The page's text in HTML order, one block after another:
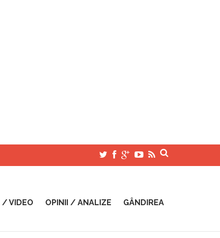
/ VIDEO OPINII / ANALIZE GÂNDIREA